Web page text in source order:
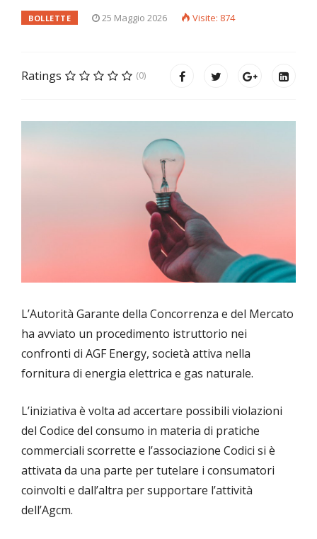
BOLLETTE 25 Maggio 2026 Visite: 874
Ratings (0)
L’Autorità Garante della Concorrenza e del Mercato
ha avviato un procedimento istruttorio nei
confronti di AGF Energy, società attiva nella
fornitura di energia elettrica e gas naturale.
L’iniziativa è volta ad accertare possibili violazioni
del Codice del consumo in materia di pratiche
commerciali scorrette e l’associazione Codici si è
attivata da una parte per tutelare i consumatori
coinvolti e dall’altra per supportare l’attività
dell’Agcm.